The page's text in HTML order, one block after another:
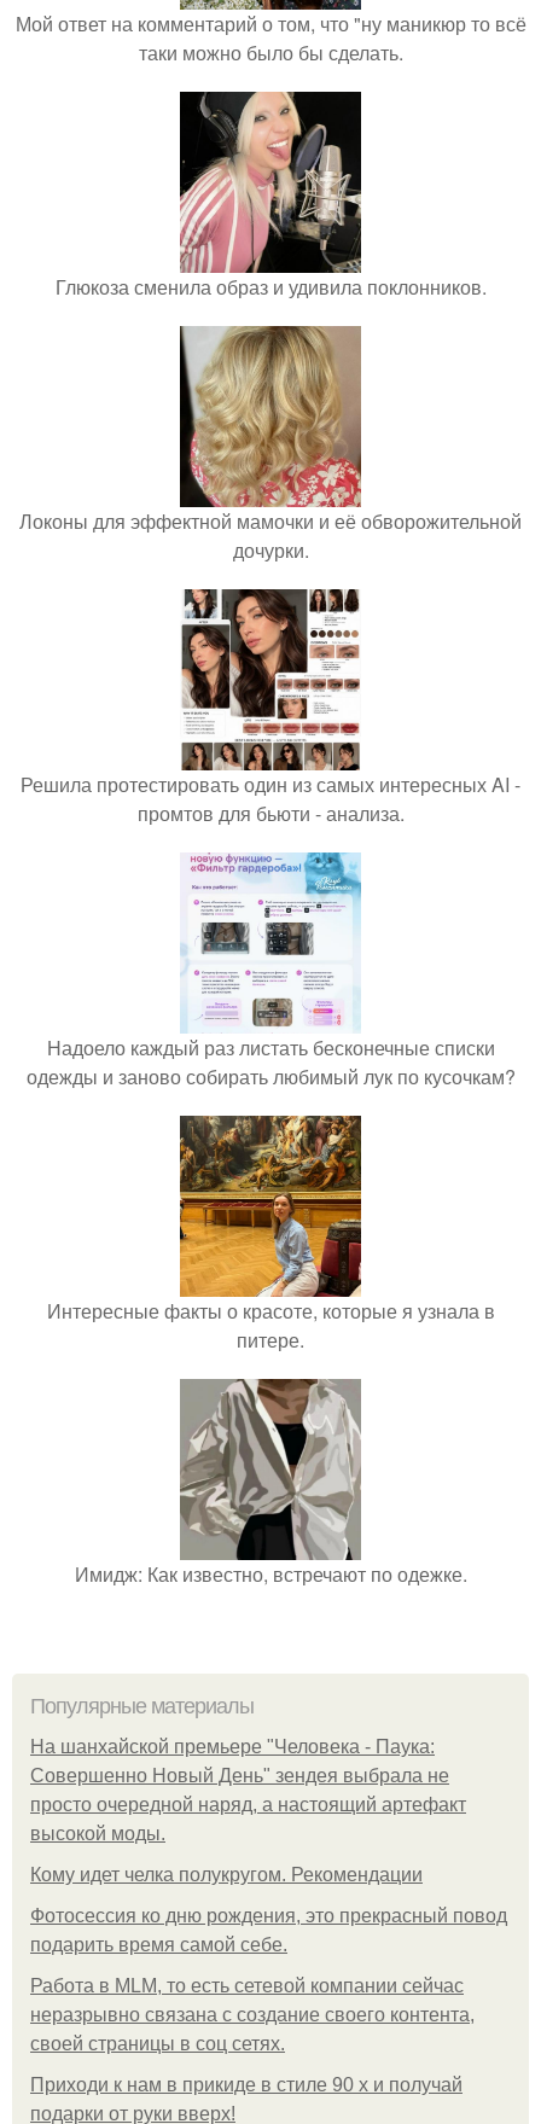
Мой ответ на комментарий о том, что "ну маникюр то всё
таки можно было бы сделать.
Глюкоза сменила образ и удивила поклонников.
Локоны для эффектной мамочки и её обворожительной
дочурки.
Решила протестировать один из самых интересных AI -
промтов для бьюти - анализа.
Надоело каждый раз листать бесконечные списки
одежды и заново собирать любимый лук по кусочкам?
Интересные факты о красоте, которые я узнала в
питере.
Имидж: Как известно, встречают по одежке.
Популярные материалы
На шанхайской премьере "Человека - Паука:
Совершенно Новый День" зендея выбрала не
просто очередной наряд, а настоящий артефакт
высокой моды.
Кому идет челка полукругом. Рекомендации
Фотосессия ко дню рождения, это прекрасный повод
подарить время самой себе.
Работа в MLM, то есть сетевой компании сейчас
неразрывно связана с создание своего контента,
своей страницы в соц сетях.
Приходи к нам в прикиде в стиле 90 х и получай
подарки от руки вверх!